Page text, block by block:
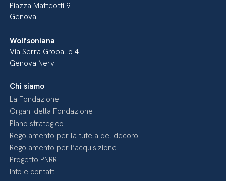
Piazza Matteotti 9
Genova
Wolfsoniana
Via Serra Gropallo 4
Genova Nervi
Chi siamo
La Fondazione
Organi della Fondazione
Piano strategico
Regolamento per la tutela del decoro
Regolamento per l’acquisizione
Progetto PNRR
Info e contatti